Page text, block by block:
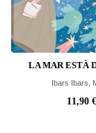
LA MAR ESTÀ
Ibars Ibars,
11,90 €